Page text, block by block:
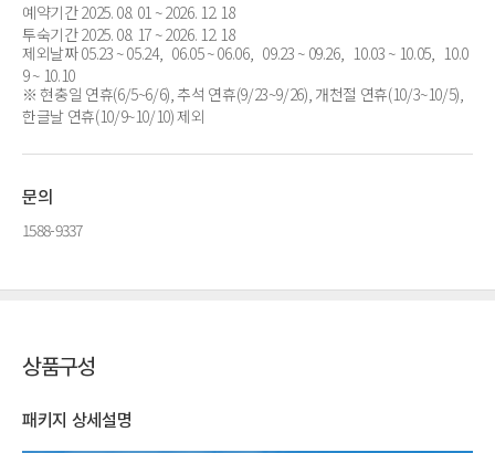
예약기간 2025. 08. 01 ~ 2026. 12. 18
투숙기간 2025. 08. 17 ~ 2026. 12. 18
제외날짜 05.23 ~ 05.24, 06.05 ~ 06.06, 09.23 ~ 09.26, 10.03 ~ 10.05, 10.0
9 ~ 10.10
※ 현충일 연휴(6/5~6/6), 추석 연휴(9/23~9/26), 개천절 연휴(10/3~10/5),
한글날 연휴(10/9~10/10) 제외
문의
1588-9337
상품구성
패키지 상세설명